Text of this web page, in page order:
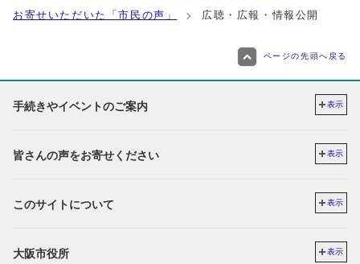
お寄せいただいた「市民の声」
広聴・広報・情報公開
ページの先頭へ戻る
手続きやイベントのご案内 表示
皆さんの声をお寄せください 表示
このサイトについて 表示
大阪市役所 表示